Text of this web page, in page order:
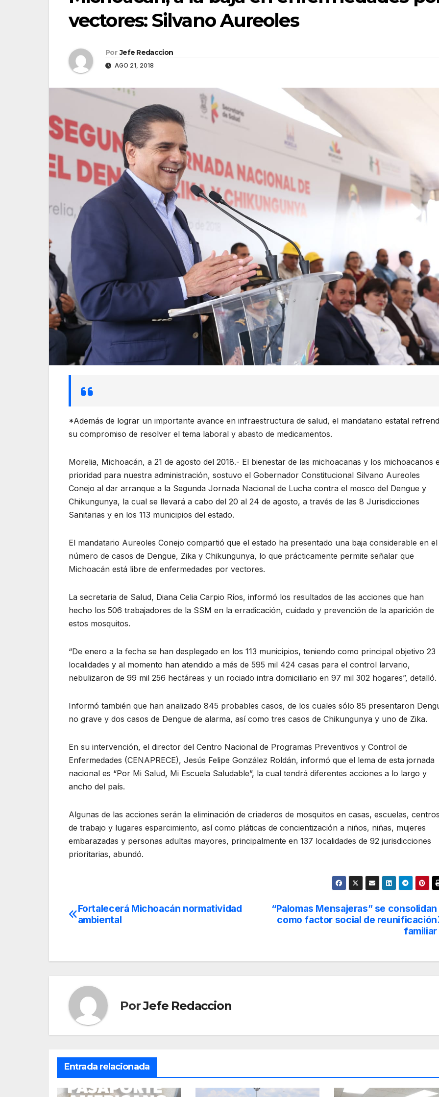
vectores: Silvano Aureoles
Por Jefe Redaccion
AGO 21, 2018
*Además de lograr un importante avance en infraestructura de salud, el mandatario estatal
su compromiso de resolver el tema laboral y abasto de medicamentos.
Morelia, Michoacán, a 21 de agosto del 2018.- El bienestar de las michoacanas y los michoacanos
prioridad para nuestra administración, sostuvo el Gobernador Constitucional Silvano Aureoles
Conejo al dar arranque a la Segunda Jornada Nacional de Lucha contra el mosco del Dengue y
Chikungunya, la cual se llevará a cabo del 20 al 24 de agosto, a través de las 8 Jurisdicciones
Sanitarias y en los 113 municipios del estado.
El mandatario Aureoles Conejo compartió que el estado ha presentado una baja considerable en el
número de casos de Dengue, Zika y Chikungunya, lo que prácticamente permite señalar que
Michoacán está libre de enfermedades por vectores.
La secretaria de Salud, Diana Celia Carpio Ríos, informó los resultados de las acciones que han
hecho los 506 trabajadores de la SSM en la erradicación, cuidado y prevención de la aparición de
estos mosquitos.
“De enero a la fecha se han desplegado en los 113 municipios, teniendo como principal objetivo 23
localidades y al momento han atendido a más de 595 mil 424 casas para el control larvario,
nebulizaron de 99 mil 256 hectáreas y un rociado intra domiciliario en 97 mil 302 hogares”, detalló.
Informó también que han analizado 845 probables casos, de los cuales sólo 85 presentaron
no grave y dos casos de Dengue de alarma, así como tres casos de Chikungunya y uno de Zika.
En su intervención, el director del Centro Nacional de Programas Preventivos y Control de
Enfermedades (CENAPRECE), Jesús Felipe González Roldán, informó que el lema de esta jornada
nacional es “Por Mi Salud, Mi Escuela Saludable”, la cual tendrá diferentes acciones a lo largo y
ancho del país.
Algunas de las acciones serán la eliminación de criaderos de mosquitos en casas, escuelas,
de trabajo y lugares esparcimiento, así como pláticas de concientización a niños, niñas, mujeres
embarazadas y personas adultas mayores, principalmente en 137 localidades de 92 jurisdicciones
prioritarias, abundó.
Navegación
“Palomas Mensajeras” se consolidan
como factor social de reunificación
familiar
Fortalecerá Michoacán normatividad
ambiental
PorJefe Redaccion
Entrada relacionada